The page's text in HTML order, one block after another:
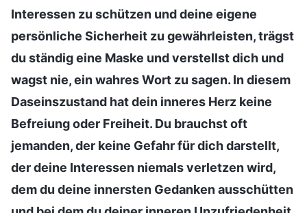
Interessen zu schützen und deine eigene
persönliche Sicherheit zu gewährleisten, trägst
du ständig eine Maske und verstellst dich und
wagst nie, ein wahres Wort zu sagen. In diesem
Daseinszustand hat dein inneres Herz keine
Befreiung oder Freiheit. Du brauchst oft
jemanden, der keine Gefahr für dich darstellt,
der deine Interessen niemals verletzen wird,
dem du deine innersten Gedanken ausschütten